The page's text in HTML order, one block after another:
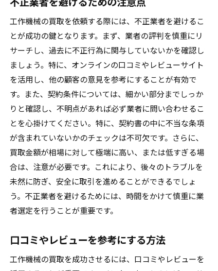
工作機械の買取を依頼する際には、不正業者を避けるこ
とが成功の鍵となります。まず、業者の評判を慎重にリ
サーチし、過去に不正行為に関与していないかを確認し
ましょう。特に、オンラインの口コミやレビューサイト
を活用し、他の顧客の意見を参考にすることが有効で
す。また、契約条件については、細かい部分までしっか
りと確認し、不明点があれば必ず業者に問い合わせるこ
とを心掛けてください。特に、契約書の中に不当な条項
が含まれていないかのチェックは不可欠です。さらに、
買取金額が相場に対して極端に高い、または低すぎる場
合は、注意が必要です。これにより、後々のトラブルを
未然に防ぎ、安全に取引を進めることができるでしょ
う。不正業者を避けるためには、時間をかけて慎重に業
者選定を行うことが重要です。
口コミやレビューを参考にする方法
工作機械の買取を成功させるには、口コミやレビューを